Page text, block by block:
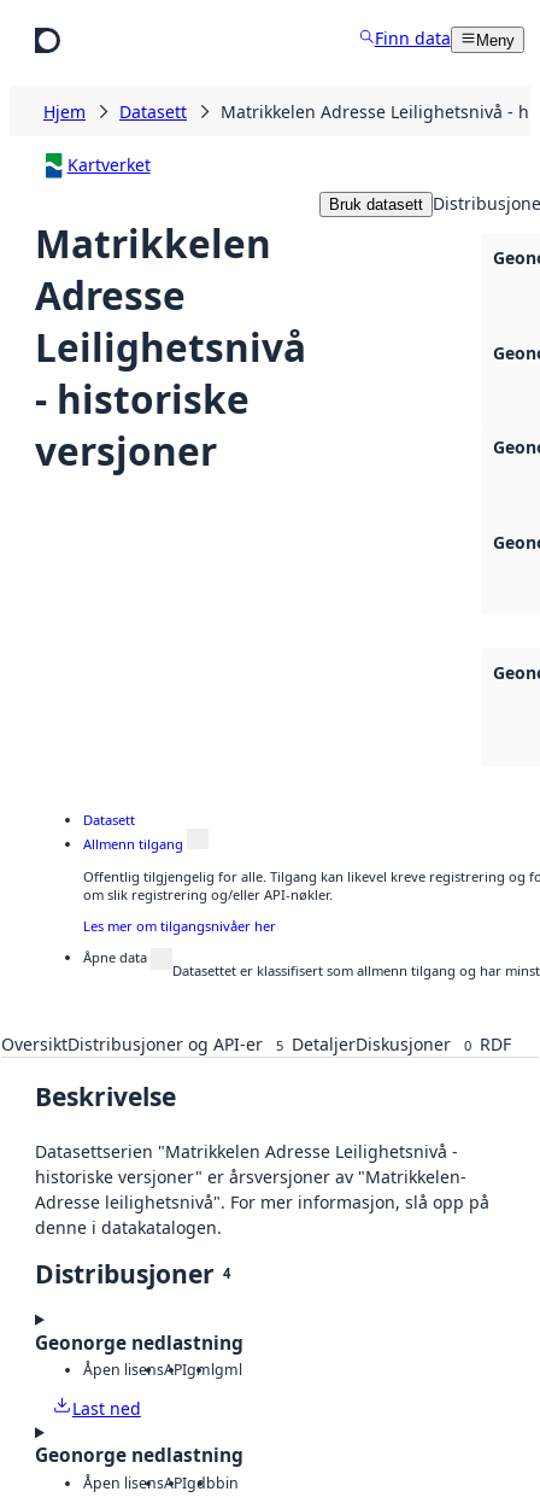
Finn data Meny
Hjem Datasett Matrikkelen Adresse Leilighetsnivå -
Kartverket
Matrikkelen
Adresse
Leilighetsnivå
- historiske
versjoner
Bruk datasett
Datasett
Allmenn tilgang
Offentlig tilgjengelig for alle. Tilgang kan likevel kreve registrering og
om slik registrering og/eller API-nøkler.
Les mer om tilgangsnivåer her
Åpne data
Datasettet er klassifisert som allmenn tilgang og har
OversiktDistribusjoner og API-er 5 DetaljerDiskusjoner 0 RDF
Beskrivelse
Datasettserien "Matrikkelen Adresse Leilighetsnivå -
historiske versjoner" er årsversjoner av "Matrikkelen-
Adresse leilighetsnivå". For mer informasjon, slå opp på
denne i datakatalogen.
Distribusjoner 4
Geonorge nedlastning
Åpen lisensAPIgmlgml
Last ned
Geonorge nedlastning
Åpen lisensAPIgdbbin